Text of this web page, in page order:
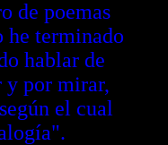
de poemas
he terminado
hablar de
y por mirar,
el cual